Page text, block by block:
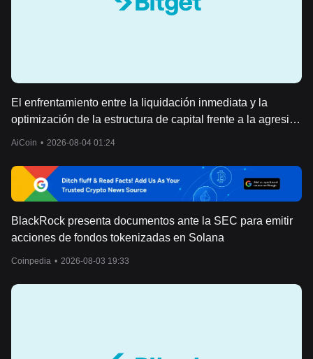
El enfrentamiento entre la liquidación inmediata y la
optimización de la estructura de capital frente a la agresiva
AiCoin • 2026-08-04 01:24
BlackRock presenta documentos ante la SEC para emitir
acciones de fondos tokenizadas en Solana
Coinpedia • 2026-08-03 19:33